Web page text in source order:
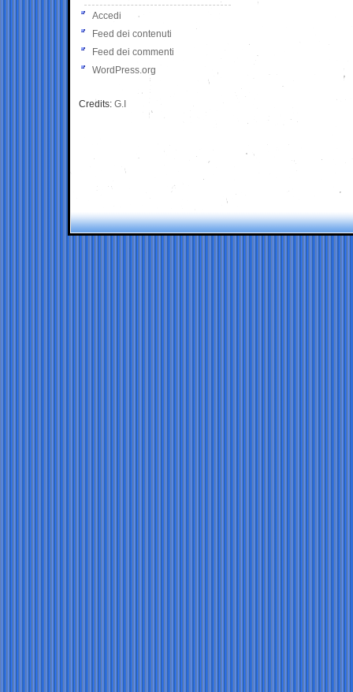
Accedi
Feed dei contenuti
Feed dei commenti
WordPress.org
Credits: G.I